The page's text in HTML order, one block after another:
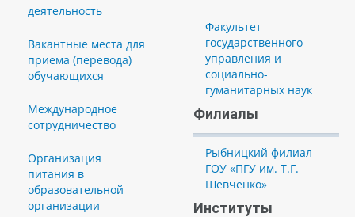
деятельность
Вакантные места для
приема (перевода)
обучающихся
Международное
сотрудничество
Организация
питания в
образовательной
организации
Факультет
государственного
управления и
социально-
гуманитарных наук
Филиалы
Рыбницкий филиал
ГОУ «ПГУ им. Т.Г.
Шевченко»
Институты